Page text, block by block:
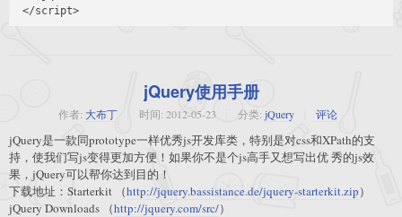
jQuery使用手册
作者: 大布丁 时间: 2012-05-23 分类: jQuery 评论
jQuery是一款同prototype一样优秀js开发库类，特别是对css和XPath的支
持，使我们写js变得更加方便！如果你不是个js高手又想写出优 秀的js效
果，jQuery可以帮你达到目的！
下载地址：Starterkit （http://jquery.bassistance.de/jquery-starterkit.zip）
jQuery Downloads （http://jquery.com/src/）